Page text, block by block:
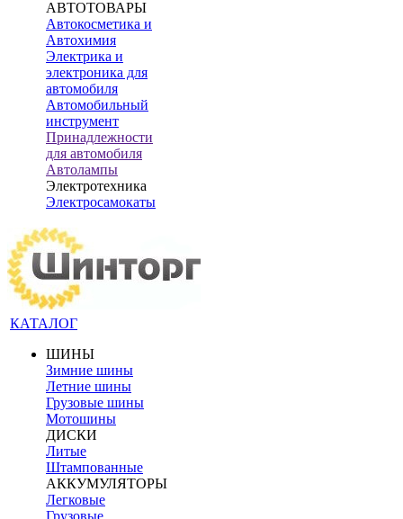
АВТОТОВАРЫ
Автокосметика и
Автохимия
Электрика и
электроника для
автомобиля
Автомобильный
инструмент
Принадлежности
для автомобиля
Автолампы
Электротехника
Электросамокаты
КАТАЛОГ
ШИНЫ
Зимние шины
Летние шины
Грузовые шины
Мотошины
ДИСКИ
Литые
Штампованные
АККУМУЛЯТОРЫ
Легковые
Грузовые